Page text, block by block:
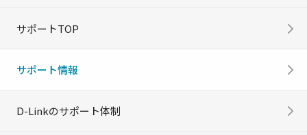
サポートTOP
サポート情報
D-Linkのサポート体制